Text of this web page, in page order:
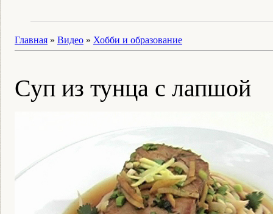
Главная » Видео » Хобби и образование
Суп из тунца с лапшой